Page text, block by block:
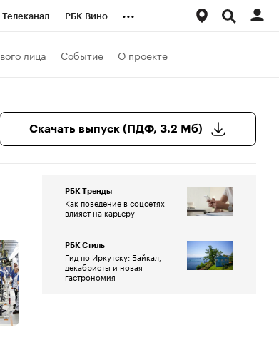
Телеканал РБК Вино ...
лица Событие О проекте
Скачать выпуск (ПДФ, 3.2 Мб)
РБК Тренды
Как поведение в соцсетях
влияет на карьеру
РБК Стиль
Гид по Иркутску: Байкал,
декабристы и новая
гастрономия